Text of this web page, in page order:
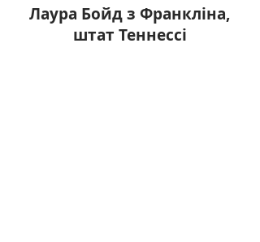
Лаура Бойд з Франкліна,
штат Теннессі